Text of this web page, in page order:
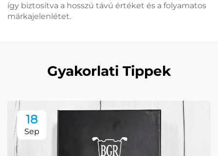
így biztosítva a hosszú távú értéket és a folyamatos
márkajelenlétet.
Gyakorlati Tippek
18
Sep